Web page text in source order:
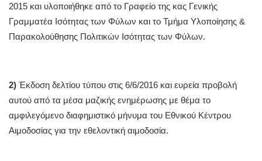
2015 και υλοποιήθηκε από το Γραφείο της κας Γενικής
Γραμματέα Ισότητας των Φύλων και το Τμήμα Υλοποίησης &
Παρακολούθησης Πολιτικών Ισότητας των Φύλων.
2) Έκδοση δελτίου τύπου στις 6/6/2016 και ευρεία προβολή
αυτού από τα μέσα μαζικής ενημέρωσης με θέμα το
αμφιλεγόμενο διαφημιστικό μήνυμα του Εθνικού Κέντρου
Αιμοδοσίας για την εθελοντική αιμοδοσία.